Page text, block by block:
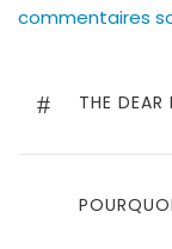
commentaires
de
PREVIOUS
THE DEAR
NEXT